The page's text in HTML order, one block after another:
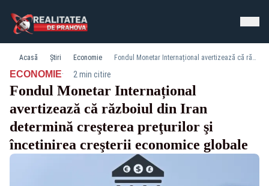
Acasă Știri Economie Fondul Monetar Internațional avertizează că războiul din Iran determină creşterea preţurilor şi încetinirea creşterii economice globale
ECONOMIE· 2 min citire
Fondul Monetar Internațional
avertizează că războiul din Iran
determină creşterea preţurilor şi
încetinirea creşterii economice globale